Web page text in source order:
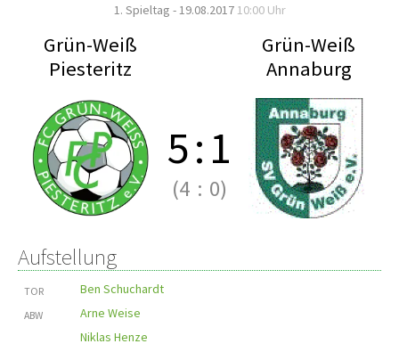
1. Spieltag - 19.08.2017 10:00 Uhr
Grün-Weiß
Piesteritz
Grün-Weiß
Annaburg
5:1
(4 : 0)
Aufstellung
TOR Ben Schuchardt
ABW
Arne Weise
Niklas Henze